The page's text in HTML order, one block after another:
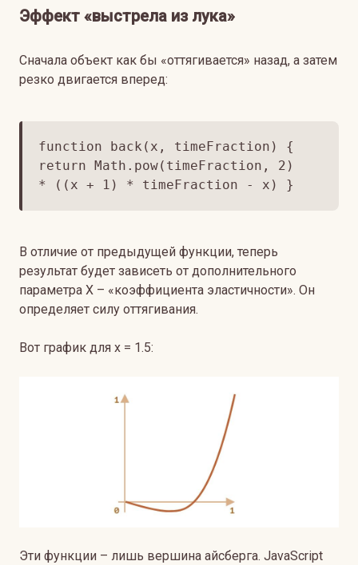
Эффект «выстрела из лука»
Сначала объект как бы «оттягивается» назад, а затем
резко двигается вперед:
function back(x, timeFraction) {
return Math.pow(timeFraction, 2)
* ((x + 1) * timeFraction - x) }
В отличие от предыдущей функции, теперь
результат будет зависеть от дополнительного
параметра Х – «коэффициента эластичности». Он
определяет силу оттягивания.
Вот график для x = 1.5:
Эти функции – лишь вершина айсберга. JavaScript